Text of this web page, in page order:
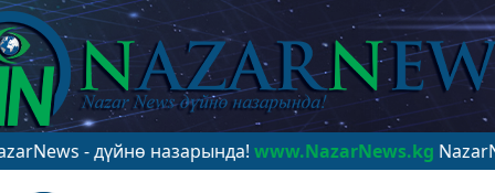
- дүйнө назарында!www.NazarNews.kgNazarNews -